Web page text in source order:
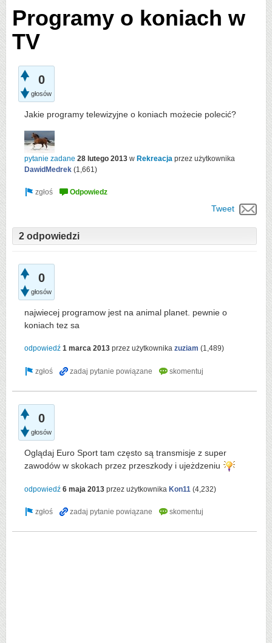
Programy o koniach w
TV
0
głosów
Jakie programy telewizyjne o koniach możecie polecić?
pytanie zadane 28 lutego 2013 w Rekreacja przez użytkownika
DawidMedrek (1,661)
Tweet
2 odpowiedzi
0
głosów
najwiecej programow jest na animal planet. pewnie o
koniach tez sa
odpowiedź 1 marca 2013 przez użytkownika zuziam (1,489)
0
głosów
Oglądaj Euro Sport tam często są transmisje z super
zawodów w skokach przez przeszkody i ujeżdzeniu
odpowiedź 6 maja 2013 przez użytkownika Kon11 (4,232)